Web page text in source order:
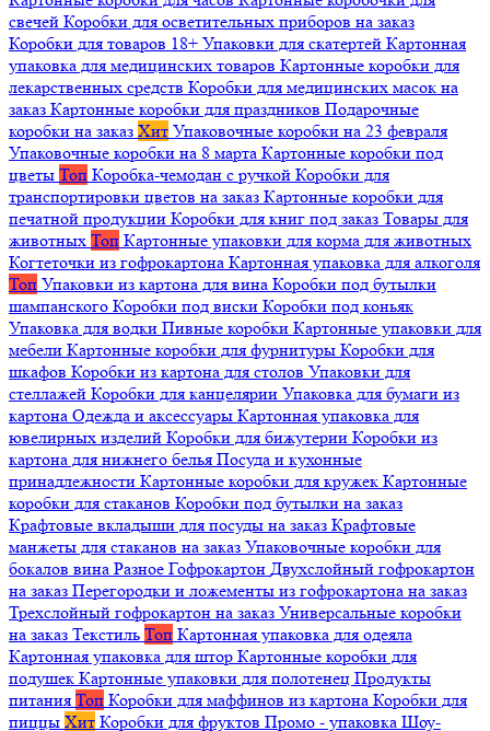
свечей Коробки для осветительных приборов на заказ
Коробки для товаров 18+ Упаковки для скатертей Картонная
упаковка для медицинских товаров Картонные коробки для
лекарственных средств Коробки для медицинских масок на
заказ Картонные коробки для праздников Подарочные
коробки на заказ Хит Упаковочные коробки на 23 февраля
Упаковочные коробки на 8 марта Картонные коробки под
цветы Топ Коробка-чемодан с ручкой Коробки для
транспортировки цветов на заказ Картонные коробки для
печатной продукции Коробки для книг под заказ Товары для
животных Топ Картонные упаковки для корма для животных
Когтеточки из гофрокартона Картонная упаковка для алкоголя
Топ Упаковки из картона для вина Коробки под бутылки
шампанского Коробки под виски Коробки под коньяк
Упаковка для водки Пивные коробки Картонные упаковки для
мебели Картонные коробки для фурнитуры Коробки для
шкафов Коробки из картона для столов Упаковки для
стеллажей Коробки для канцелярии Упаковка для бумаги из
картона Одежда и аксессуары Картонная упаковка для
ювелирных изделий Коробки для бижутерии Коробки из
картона для нижнего белья Посуда и кухонные
принадлежности Картонные коробки для кружек Картонные
коробки для стаканов Коробки под бутылки на заказ
Крафтовые вкладыши для посуды на заказ Крафтовые
манжеты для стаканов на заказ Упаковочные коробки для
бокалов вина Разное Гофрокартон Двухслойный гофрокартон
на заказ Перегородки и ложементы из гофрокартона на заказ
Трехслойный гофрокартон на заказ Универсальные коробки
на заказ Текстиль Топ Картонная упаковка для одеяла
Картонная упаковка для штор Картонные коробки для
подушек Картонные упаковки для полотенец Продукты
питания Топ Коробки для маффинов из картона Коробки для
пиццы Хит Коробки для фруктов Промо - упаковка Шоу-